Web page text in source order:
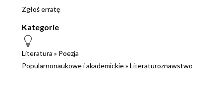
Zgłoś erratę
Kategorie
Literatura » Poezja
Popularnonaukowe i akademickie» Literaturoznawstwo